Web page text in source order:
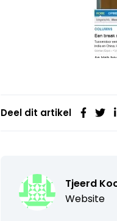
Deel dit artikel
Tjeerd
Website